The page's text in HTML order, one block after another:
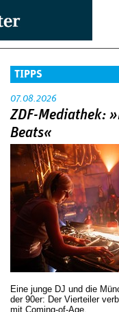
TIPPS
07.08.2026
ZDF-Mediathek:
Beats«
Eine junge DJ und die
der 90er: Der Vierteiler
mit Coming-of-Age.